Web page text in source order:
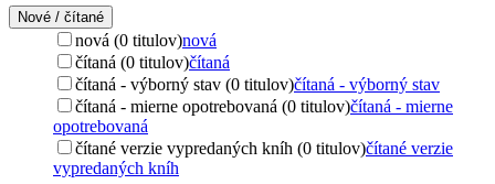
Nové / čítané
nová (0 titulov)nová
čítaná (0 titulov)čítaná
čítaná - výborný stav (0 titulov)čítaná - výborný stav
čítaná - mierne opotrebovaná (0 titulov)čítaná - mierne
opotrebovaná
čítané verzie vypredaných kníh (0 titulov)čítané verzie
vypredaných kníh